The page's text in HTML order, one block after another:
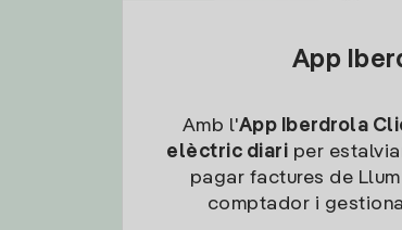
App
Amb l'App Iberdrola
elèctric diari per
pagar factures de
comptador i